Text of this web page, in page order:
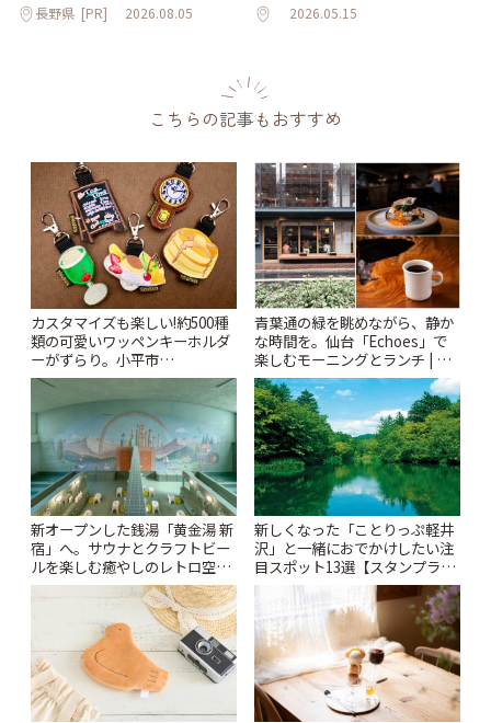
長野県 [PR] 2026.08.05 2026.05.15
こちらの記事もおすすめ
カスタマイズも楽しい!約500種
類の可愛いワッペンキーホルダ
ーがずらり。小平市
「Kimamaya T&K」 | ことりっ
青葉通の緑を眺めながら、静か
な時間を。仙台「Echoes」で
楽しむモーニングとランチ | こ
とりっぷ
新オープンした銭湯「黄金湯 新
宿」へ。サウナとクラフトビー
ルを楽しむ癒やしのレトロ空間
| ことりっぷ
新しくなった「ことりっぷ軽井
沢」と一緒におでかけしたい注
目スポット13選【スタンプラリ
ー開催中】 | ことりっぷ